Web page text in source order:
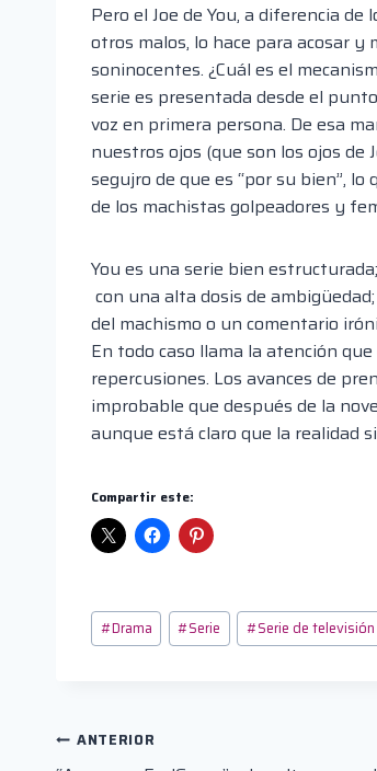
Pero el Joe de You, a diferencia de
otros malos, lo hace para acosar
soninocentes. ¿Cuál es el
serie es presentada desde el
voz en primera persona. De esa
nuestros ojos (que son los ojos de
segujro de que es “por su bien”,
de los machistas golpeadores y
You es una serie bien
con una alta dosis de
del machismo o un comentario
En todo caso llama la atención
repercusiones. Los avances de
improbable que después de la
aunque está claro que la realidad
Compartir este:
Etiquetas
de
#Drama #Serie #Serie de televisión
Navegación
ANTERIOR